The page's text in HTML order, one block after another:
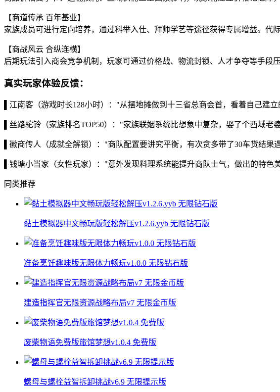
【商道传承 百年基业】
家族成员可进行定向培养，通过科举入仕、拜师学艺等途径获得专属增益。代
【商战风云 合纵连横】
后期玩法引入商会竞争机制，玩家可通过价格战、物流封锁、人才争夺等手段
真实玩家体验反馈：
▌江南客（游戏时长128小时）："从摆地摊做到十三省总商会首，看着自己
▌丝路驼铃（家族排名TOP50）："家族联姻系统比想象中复杂，娶了个西域
▌徽商传人（成就全解锁）："商队配置要讲究平衡，有次贪多带了30车货结
▌钱塘小当家（女性玩家）："意外发现料理系统能提升商队士气，做出的特
同类推荐
黏土模拟器中文畅玩版轻松解压v1.2.6.yyb 无限钻石版
准备烹饪趣味版无限体力畅玩v1.0.0 无限钻石版
建造指挥官无限资源战略布局v7 无限金币版
废柴物语免费版旅馆梦想v1.0.4 免费版
螺母与螺栓益智拆卸挑战v6.9 无限提示版